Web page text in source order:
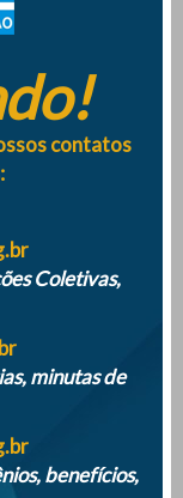
dos
DE 2024
contatos
Coletivas,
minutas de
benefícios,